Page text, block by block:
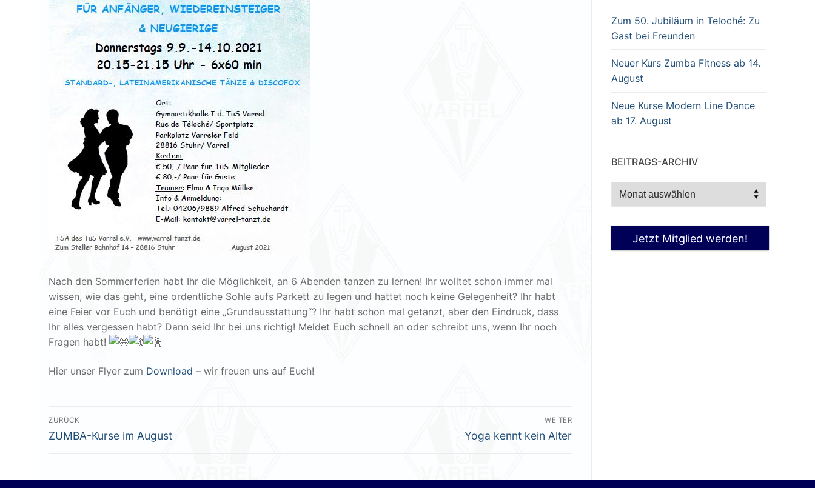
Nach den Sommerferien habt Ihr die Möglichkeit, an 6 Abenden tanzen zu lernen! Ihr wolltet schon immer mal
wissen, wie das geht, eine ordentliche Sohle aufs Parkett zu legen und hattet noch keine Gelegenheit? Ihr habt
eine Feier vor Euch und benötigt eine „Grundausstattung“? Ihr habt schon mal getanzt, aber den Eindruck, dass
Ihr alles vergessen habt? Dann seid Ihr bei uns richtig! Meldet Euch schnell an oder schreibt uns, wenn Ihr noch
Fragen habt!
Hier unser Flyer zum Download – wir freuen uns auf Euch!
Beitragsnavigation
ZURÜCK
Vorheriger
ZUMBA-Kurse im August
WEITER
Nächster
Yoga kennt kein Alter
Zum 50. Jubiläum in Teloché: Zu
Gast bei Freunden
Neuer Kurs Zumba Fitness ab 14.
August
Neue Kurse Modern Line Dance
ab 17. August
BEITRAGS-ARCHIV
Beitrags-
Jetzt Mitglied werden!